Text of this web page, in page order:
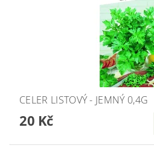
CELER LISTOVÝ - JEMNÝ 0,4G
20 Kč